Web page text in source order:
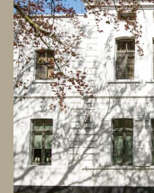
Rénovation
d’une